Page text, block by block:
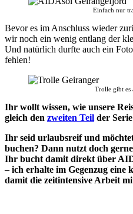
Einfach nur
Bevor es im Anschluss wieder
wir noch ein wenig entlang der
Und natürlich durfte auch ein
fehlen!
Trolle gibt es
Ihr wollt wissen, wie unsere
gleich den zweiten Teil der
Ihr seid urlaubsreif und
buchen? Dann nutzt doch
Ihr bucht damit direkt über
– ich erhalte im Gegenzug
damit die zeitintensive Arbeit